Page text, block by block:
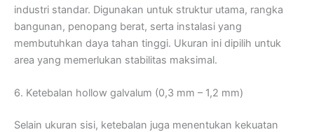
industri standar. Digunakan untuk struktur utama, rangka
bangunan, penopang berat, serta instalasi yang
membutuhkan daya tahan tinggi. Ukuran ini dipilih untuk
area yang memerlukan stabilitas maksimal.
6. Ketebalan hollow galvalum (0,3 mm – 1,2 mm)
Selain ukuran sisi, ketebalan juga menentukan kekuatan